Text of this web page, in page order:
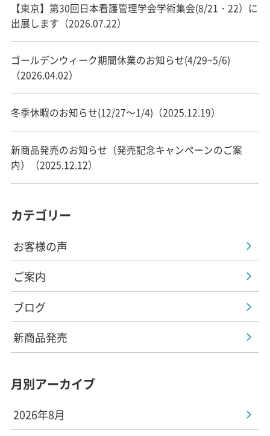
【東京】第30回日本看護管理学会学術集会(8/21・22）に
出展します（2026.07.22）
ゴールデンウィーク期間休業のお知らせ(4/29~5/6)
（2026.04.02）
冬季休暇のお知らせ(12/27～1/4)（2025.12.19）
新商品発売のお知らせ（発売記念キャンペーンのご案
内）（2025.12.12）
カテゴリー
お客様の声
ご案内
ブログ
新商品発売
月別アーカイブ
2026年8月